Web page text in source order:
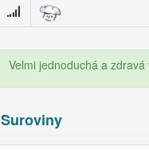
Velmi jednoduchá a
Suroviny